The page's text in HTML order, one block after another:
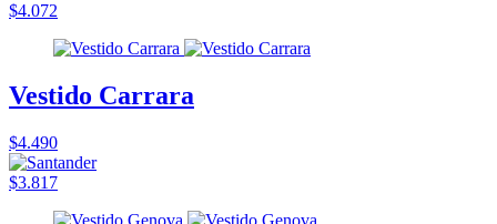
$4.072
Vestido Carrara
$4.490
$3.817